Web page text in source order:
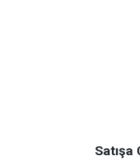
Satışa